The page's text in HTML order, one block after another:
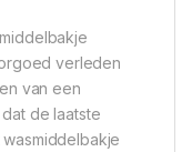
verleden
van een
de laatste